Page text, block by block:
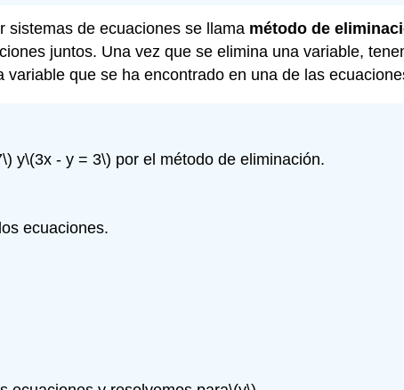
sistemas de ecuaciones se llama método de
juntos. Una vez que se elimina una variable,
que se ha encontrado en una de las
y\(3x - y = 3\) por el método de eliminación.
ecuaciones.